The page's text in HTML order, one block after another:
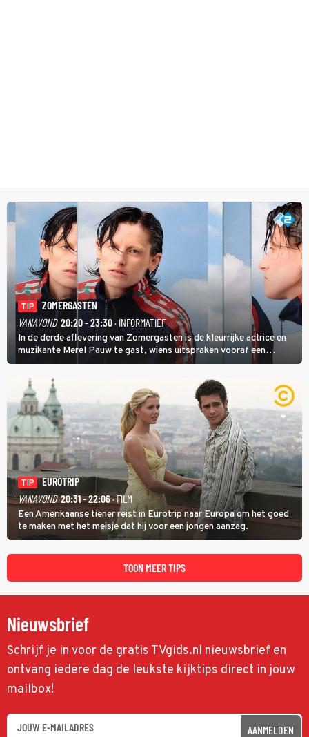
TIP
ZOMERGASTEN
VANAVOND 20:20 - 23:30· INFORMATIEF
In de derde aflevering van Zomergasten is de kleurrijke actrice en
muzikante Merel Pauw te gast, wiens uitspraken vooraf een
boeiende avond beloven: 'Mijn ideale televisieavond is zoals mijn
identiteit: grenzeloos, absurd en vol angsten'.
TIP
EUROTRIP
VANAVOND 20:31 - 22:06· FILM
Een Amerikaanse tiener reist in Eurotrip naar Europa om het goed
te maken met het meisje dat hij voor een jongen aanzag.
TOON MEER TIPS
Nieuwsbrief
Schrijf je in voor de gratis TVgids.nl nieuwsbrief en
ontvang iedere dag de leukste kijktips direct in jouw
mailbox!
AANMELDEN